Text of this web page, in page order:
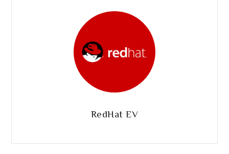
RedHat EV